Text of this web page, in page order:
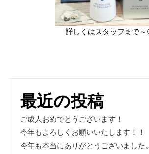
詳しくはスタッフまで～
最近の投稿
ご成人おめでとうございます！
今年もよろしくお願いいたします！！
今年も本当にありがとうございました。